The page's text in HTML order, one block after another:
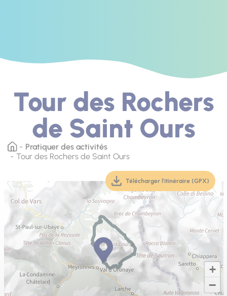
Tour des Rochers
de Saint Ours
Pratiquer des activités
Tour des Rochers de Saint Ours
+
−
Télécharger l'itinéraire (GPX)
(téléchargement,